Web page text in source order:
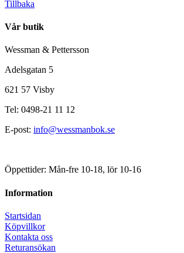
Tillbaka
Vår butik
Wessman & Pettersson
Adelsgatan 5
621 57 Visby
Tel: 0498-21 11 12
E-post: info@wessmanbok.se
Öppettider: Mån-fre 10-18, lör 10-16
Information
Startsidan
Köpvillkor
Kontakta oss
Returansökan